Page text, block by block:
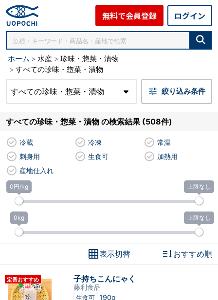
無料で会員登録 ログイン
ホーム 水産
珍味・惣菜・漬物
すべての珍味・惣菜・漬物
すべての珍味・惣菜・漬物 絞り込み条件
すべての珍味・惣菜・漬物 の検索結果 (508件)
冷蔵 冷凍
常温
刺身用
生食可
加熱用
産地仕入れ
0円/kg 上限なし
0kg 上限なし
表示切替 おすすめ順
定番おすすめ 子持ちこんにゃく
藤利食品
生食可 190g